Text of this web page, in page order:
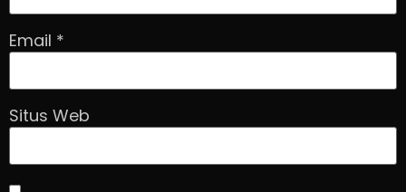
Email *
Situs Web